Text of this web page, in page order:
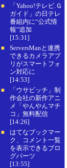
■
「Yahoo!テレビ.Ｇ
ガイド」の日テレ
番組内に“公式情
報”追加
[15:31]
■
ServersManと連携
できるカメラアプ
リがスマートフォ
ン対応に
[14:53]
■
「ウサビッチ」制
作会社の新作アニ
メ「やんやんマチ
コ」無料配信
[14:26]
■
はてなブックマー
ク、コメント一覧
を表示できるブロ
グパーツ
[13:55]